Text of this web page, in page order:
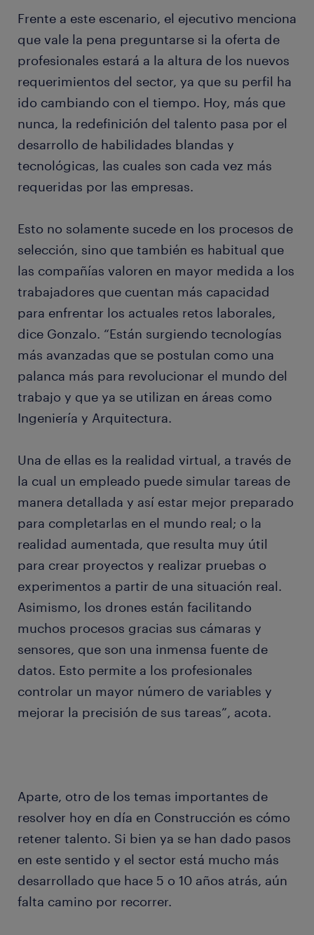
Frente a este escenario, el ejecutivo menciona
que vale la pena preguntarse si la oferta de
profesionales estará a la altura de los nuevos
requerimientos del sector, ya que su perfil ha
ido cambiando con el tiempo. Hoy, más que
nunca, la redefinición del talento pasa por el
desarrollo de habilidades blandas y
tecnológicas, las cuales son cada vez más
requeridas por las empresas.
Esto no solamente sucede en los procesos de
selección, sino que también es habitual que
las compañías valoren en mayor medida a los
trabajadores que cuentan más capacidad
para enfrentar los actuales retos laborales,
dice Gonzalo. “Están surgiendo tecnologías
más avanzadas que se postulan como una
palanca más para revolucionar el mundo del
trabajo y que ya se utilizan en áreas como
Ingeniería y Arquitectura.
Una de ellas es la realidad virtual, a través de
la cual un empleado puede simular tareas de
manera detallada y así estar mejor preparado
para completarlas en el mundo real; o la
realidad aumentada, que resulta muy útil
para crear proyectos y realizar pruebas o
experimentos a partir de una situación real.
Asimismo, los drones están facilitando
muchos procesos gracias sus cámaras y
sensores, que son una inmensa fuente de
datos. Esto permite a los profesionales
controlar un mayor número de variables y
mejorar la precisión de sus tareas”, acota.
Aparte, otro de los temas importantes de
resolver hoy en día en Construcción es cómo
retener talento. Si bien ya se han dado pasos
en este sentido y el sector está mucho más
desarrollado que hace 5 o 10 años atrás, aún
falta camino por recorrer.